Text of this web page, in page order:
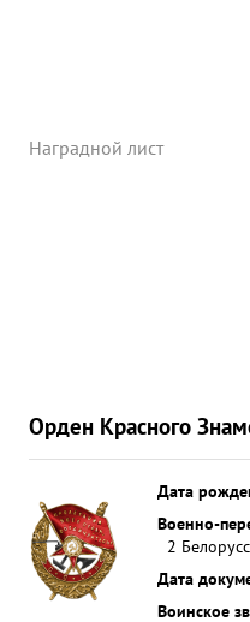
командуя
наступающей пехоты
Наградной лист
Орден Красного
Дата
Военно-
2
Дата
Воинское